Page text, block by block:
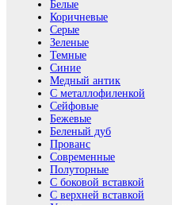
Белые
Коричневые
Серые
Зеленые
Темные
Синие
Медный антик
С металлофиленкой
Сейфовые
Бежевые
Беленый дуб
Прованс
Современные
Полуторные
С боковой вставкой
С верхней вставкой